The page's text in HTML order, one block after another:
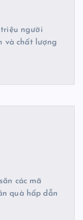
người
và chất lượng
các mã
quà hấp dẫn